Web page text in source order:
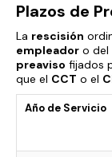
Plazos de
La rescisión
empleador o del
preaviso fijados
que el CCT o el
Año de Servicio